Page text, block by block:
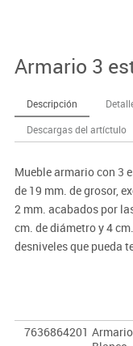
Armario 3
Descripción
Descargas del artíctulo
Mueble armario con 3
de 19 mm. de grosor,
2 mm. acabados por
cm. de diámetro y 4
desniveles que pueda
tiradores de polímero
los ensayos
7636864201